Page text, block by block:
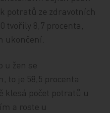
potratů ze zdravotních
tvořily 8,7 procenta,
ukončení.
u žen se
to je 58,5 procenta
klesá počet potratů u
a roste u